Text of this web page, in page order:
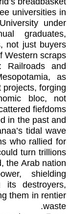
universities in
under
graduates,
not just buyers
Western scraps.
Railroads and
as
projects, forging
bloc, not
fiefdoms.
in the past and
tidal wave
who rallied for
turn trillions
the Arab nation
shielding
its destroyers,
them in rentier
waste.